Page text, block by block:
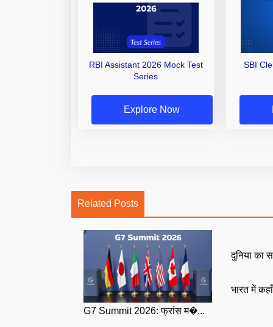
RBI Assistant 2026 Mock Test
Series
Explore Now
SBI
Related Posts
G7 Summit 2026: फ्रांस म�...
दुनिया का
भारत में